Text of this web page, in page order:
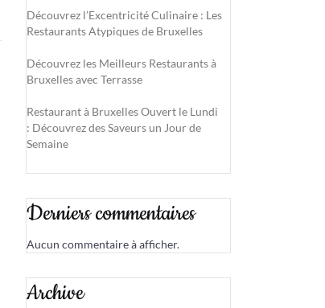
Découvrez l’Excentricité Culinaire : Les
Restaurants Atypiques de Bruxelles
Découvrez les Meilleurs Restaurants à
Bruxelles avec Terrasse
Restaurant à Bruxelles Ouvert le Lundi
: Découvrez des Saveurs un Jour de
Semaine
Derniers commentaires
Aucun commentaire à afficher.
Archive